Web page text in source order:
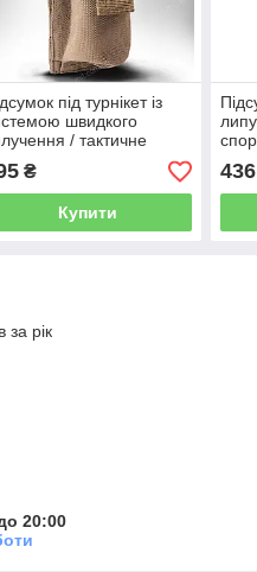
під турнікет із
швидкого
/ тактичне
першої
U-Win (tan)
₴
Купити
436
за рік
20:00